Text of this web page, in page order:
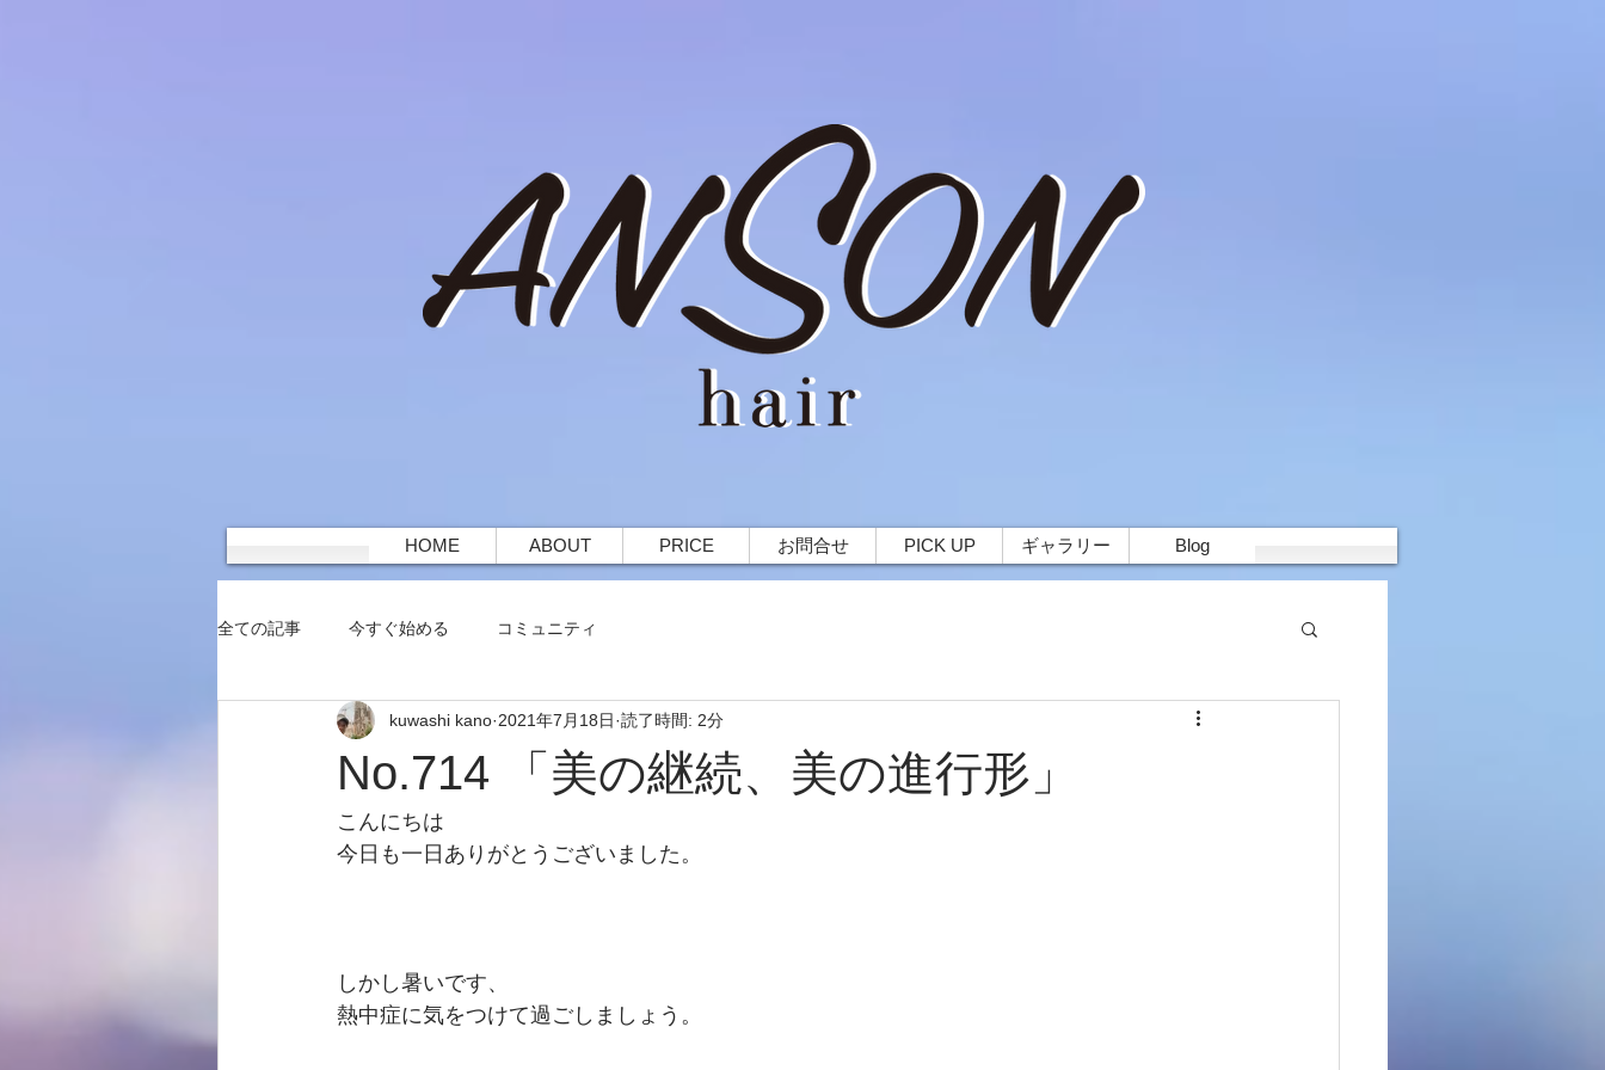
HOME ABOUT PRICE お問合せ PICK UP ギャラリー Blog
全ての記事 今すぐ始める コミュニティ
No.714 「美の継続、美の進行形」
kuwashi kano 2021年7月18日 読了時間: 2分
こんにちは
今日も一日ありがとうございました。
しかし暑いです、
熱中症に気をつけて過ごしましょう。